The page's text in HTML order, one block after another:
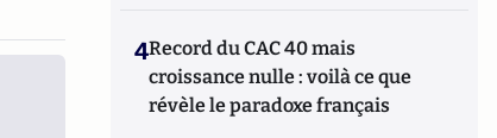
4Record du CAC 40 mais
croissance nulle : voilà ce que
révèle le paradoxe français